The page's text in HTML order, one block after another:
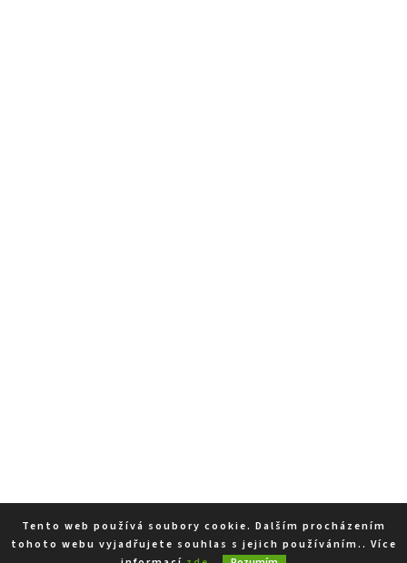
Tento web používá soubory cookie. Dalším procházením
tohoto webu vyjadřujete souhlas s jejich používáním.. Více